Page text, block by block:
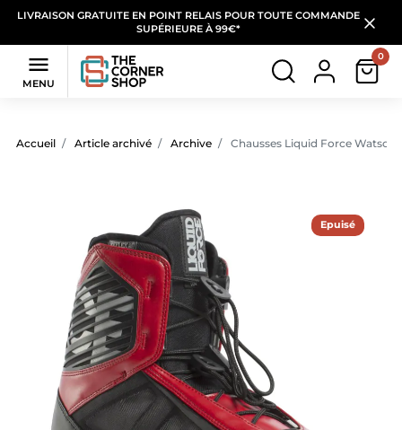
LIVRAISON GRATUITE EN POINT RELAIS POUR TOUTE COMMANDE
SUPÉRIEURE À 99€*

MENU
0
Accueil Article archivé Archive Chausses Liquid Force Watson
Epuisé